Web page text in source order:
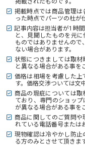
掲載されたものです。
掲載時点では商品管理
った時点でパーツの杜が
記事内容は担当者が1時
と、見聞したものを元
ものではありませんので
ない場合があります。
状態につきましては取
と異なる場合がある事を
価格は相場を考慮した
す。価格交渉ついては文
商品の瑕疵については
ており、専門のショッ
が異なる場合がある事を
商品に関してのご質問や
れている電話番号または
現物確認は冷やかし防
る方のみとさせて頂きます